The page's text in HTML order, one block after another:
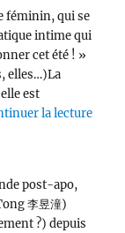
féminin, qui se
intime qui
cet été ! »
elles…)La
est
la lecturede «
post-apo,
李昱潼)
?) depuis